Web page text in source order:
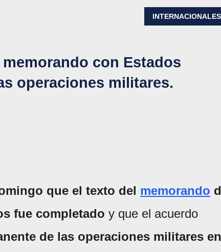
INTERNACIONALES
con Estados
operaciones militares.
que el texto del memorando
fue completado y que el acuerdo
de las operaciones militares en